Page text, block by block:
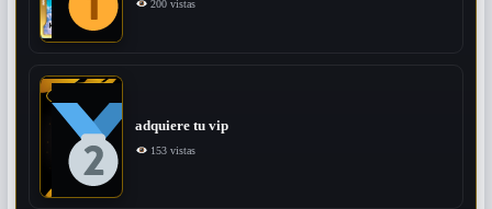
200 vistas
adquiere tu vip
153 vistas